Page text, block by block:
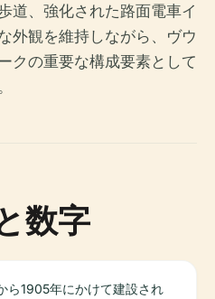
道、強化された路面電車イ
外観を維持しながら、ヴウ
クの重要な構成要素として
数字
ら1905年にかけて建設され